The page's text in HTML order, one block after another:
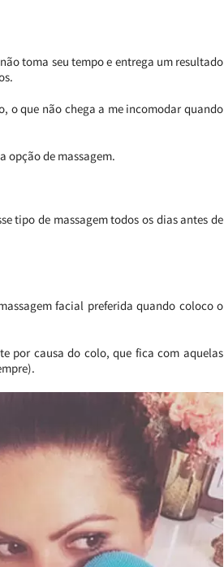
toma seu tempo e entrega um resultado
o que não chega a me incomodar quando
opção de massagem.
tipo de massagem todos os dias antes de
facial preferida quando coloco o
por causa do colo, que fica com aquelas